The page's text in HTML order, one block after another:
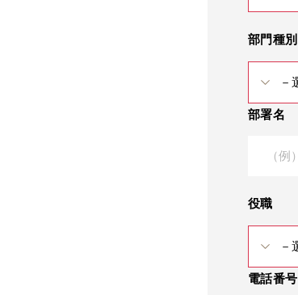
部門種別
部署名
役職
電話番号